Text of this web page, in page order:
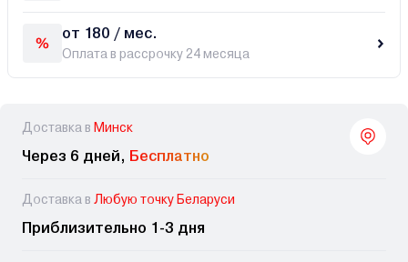
от 180 / мес.
Оплата в рассрочку 24 месяца
Доставка в Минск
Через 6 дней, Бесплатно
Доставка в Любую точку Беларуси
Приблизительно 1-3 дня